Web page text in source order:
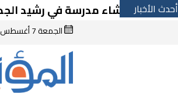
أحدث الأخبار
بإنشاء مدرسة في رشيد الجديدة
الجمعة 7 أغسطس 2026